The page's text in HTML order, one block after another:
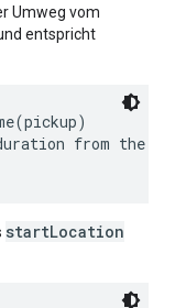
Umweg vom
entspricht
from the
startLocation